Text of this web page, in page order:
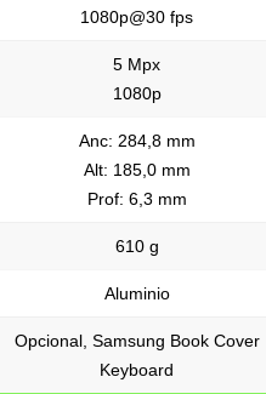
1080p@30 fps
5 Mpx
1080p
Anc: 284,8 mm
Alt: 185,0 mm
Prof: 6,3 mm
610 g
Aluminio
Opcional, Samsung Book Cover
Keyboard